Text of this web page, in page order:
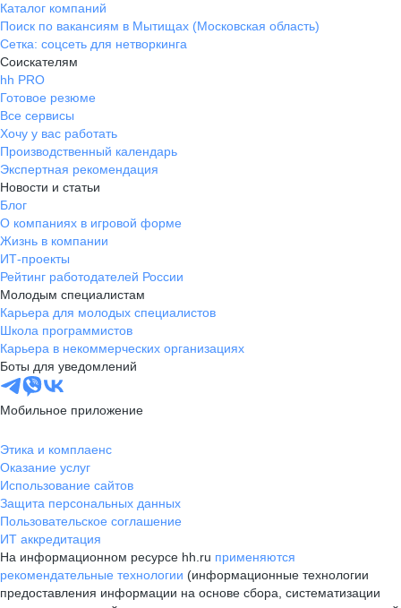
Каталог компаний
Поиск по вакансиям в Мытищах (Московская область)
Сетка: соцсеть для нетворкинга
Соискателям
hh PRO
Готовое резюме
Все сервисы
Хочу у вас работать
Производственный календарь
Экспертная рекомендация
Новости и статьи
Блог
О компаниях в игровой форме
Жизнь в компании
ИТ-проекты
Рейтинг работодателей России
Молодым специалистам
Карьера для молодых специалистов
Школа программистов
Карьера в некоммерческих организациях
Боты для уведомлений
Мобильное приложение
Этика и комплаенс
Оказание услуг
Использование сайтов
Защита персональных данных
Пользовательское соглашение
ИТ аккредитация
На информационном ресурсе hh.ru применяются
рекомендательные технологии (информационные технологии
предоставления информации на основе сбора, систематизации